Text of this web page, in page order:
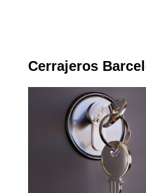
Cerrajeros